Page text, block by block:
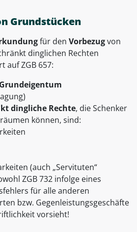
Grundstücken
für den Vorbezugvon
dinglichen Rechten
auf ZGB 657:
Grundeigentum
dingliche Rechte, die Schenker
können, sind:
(auch „Servituten“
ZGB 732 infolge eines
für alle anderen
bzw. Gegenleistungsgeschäfte
vorsieht!